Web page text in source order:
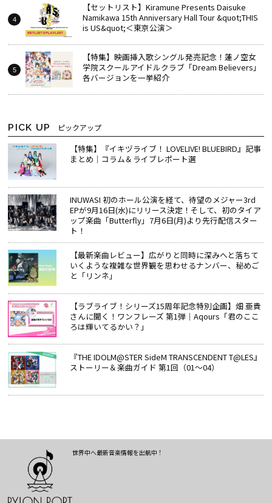
【セットリスト】Kiramune Presents Daisuke
Namikawa 15th Anniversary Hall Tour &quot;THIS
is US&quot;＜東京公演＞
【特集】映画挿入歌シングル発売記念！蓮ノ空女
学院スクールアイドルクラブ「Dream Believers」
各バージョンを一挙紹介
PICK UP ピックアップ
【特集】『イキヅライブ！ LOVELIVE! BLUEBIRD』記事
まとめ│コラム＆ライブレポート選
INUWASI 初のホール公演を経て、待望のメジャー3rd
EPが9月16日(水)にリリース決定！そして、初のタイア
ップ楽曲「Butterfly」7月6日(月)より先行配信スター
ト！
【最新楽曲レビュー】広がりと同時に深みへと落ちて
いくような複雑な世界観を思わせるナンバー、秘めご
と「リンネ」
【ラブライブ！シリーズ15周年記念特別企画】畑 亜貴
さんに聞く！ワンフレーズ 第1弾｜Aqours「君のここ
ろは輝いてるかい？」
『THE IDOLM@STER SideM TRANSCENDENT T@LES』
ストーリー＆楽曲ガイド 第1回（01～04）
世界中へ最新音楽情報を出航中！